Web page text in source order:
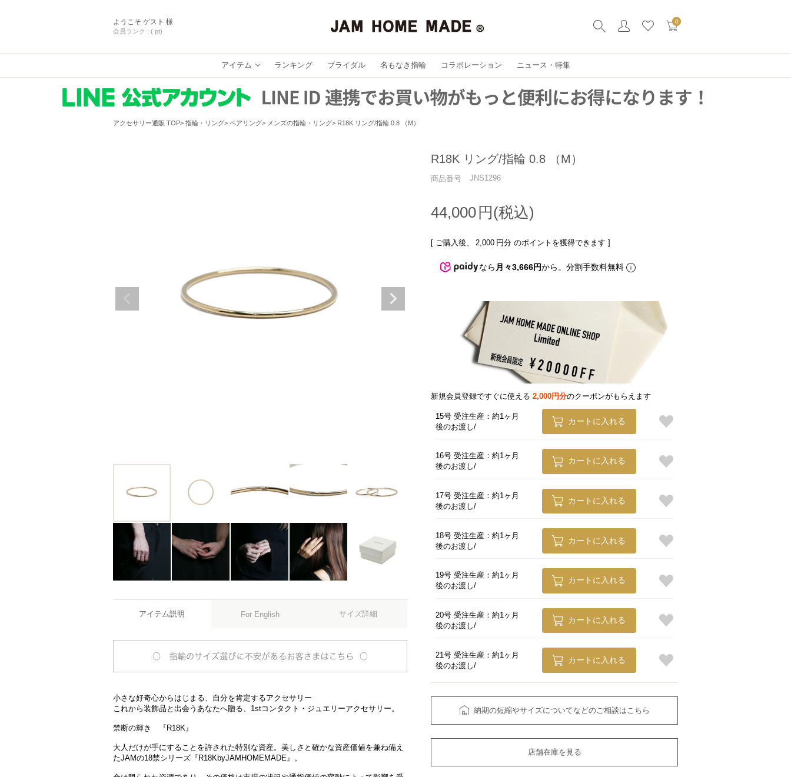
ようこそ ゲスト 様
会員ランク : ( pt)
0
アイテム ランキング ブライダル 名もなき指輪 コラボレーション ニュース・特集
アクセサリー通販 TOP 指輪・リング ペアリング メンズの指輪・リング R18K リング/指輪 0.8 （M）
アイテム説明 For English サイズ詳細
小さな好奇心からはじまる、自分を肯定するアクセサリー
これから装飾品と出会うあなたへ贈る、1stコンタクト・ジュエリーアクセサリー。
禁断の輝き 『R18K』
大人だけが手にすることを許された特別な資産。美しさと確かな資産価値を兼ね備え
たJAMの18禁シリーズ『R18KbyJAMHOMEMADE』。
R18K リング/指輪 0.8 （M）
商品番号 JNS1296
44,000
[ ご購入後、 2,000 円分 のポイントを獲得できます ]
なら 月々3,666円から。分割手数料無料
新規会員登録ですぐに使える 2,000円分のクーポンがもらえます
15号 受注生産：約1ヶ月
後のお渡し
カートに入れる
16号 受注生産：約1ヶ月
後のお渡し
カートに入れる
17号 受注生産：約1ヶ月
後のお渡し
カートに入れる
18号 受注生産：約1ヶ月
後のお渡し
カートに入れる
19号 受注生産：約1ヶ月
後のお渡し
カートに入れる
20号 受注生産：約1ヶ月
後のお渡し
カートに入れる
21号 受注生産：約1ヶ月
後のお渡し
カートに入れる
納期の短縮やサイズについてなどのご相談はこちら
店舗在庫を見る